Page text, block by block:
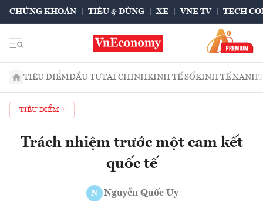
CHỨNG KHOÁN TIÊU & DÙNG XE VNE TV TECH
TIÊU ĐIỂMĐẦU TƯTÀI CHÍNHKINH TẾ SỐKINH TẾ XANH
TIÊU ĐIỂM
Trách nhiệm trước một cam kết
quốc tế
N Nguyễn Quốc Uy